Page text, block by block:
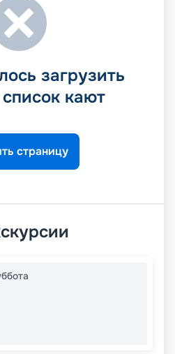
загрузить
кают
страницу